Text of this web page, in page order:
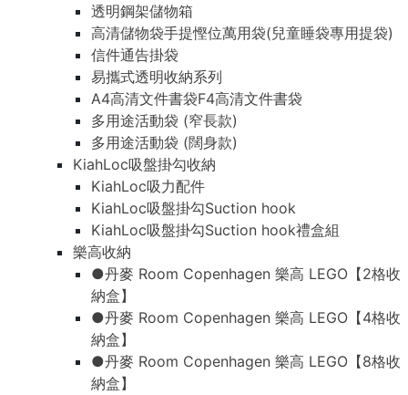
透明鋼架儲物箱
高清儲物袋手提慳位萬用袋(兒童睡袋專用提袋)
信件通告掛袋
易攜式透明收納系列
A4高清文件書袋F4高清文件書袋
多用途活動袋 (窄長款)
多用途活動袋 (闊身款)
KiahLoc吸盤掛勾收納
KiahLoc吸力配件
KiahLoc吸盤掛勾Suction hook
KiahLoc吸盤掛勾Suction hook禮盒組
樂高收納
●丹麥 Room Copenhagen 樂高 LEGO【2格收
納盒】
●丹麥 Room Copenhagen 樂高 LEGO【4格收
納盒】
●丹麥 Room Copenhagen 樂高 LEGO【8格收
納盒】